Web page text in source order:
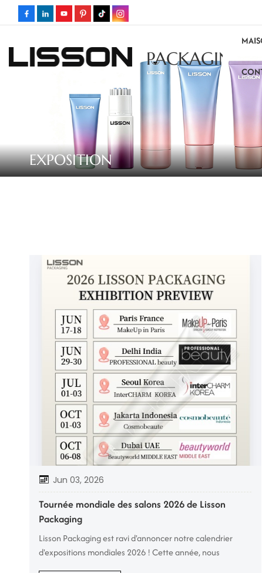
PACKAGING
EXPOSITION
Jun 03, 2026
Tournée mondiale des salons 2026 de Lisson
Packaging
Lisson Packaging est ravi d'annoncer notre calendrier
d'expositions mondiales 2026 ! Cette année, nous